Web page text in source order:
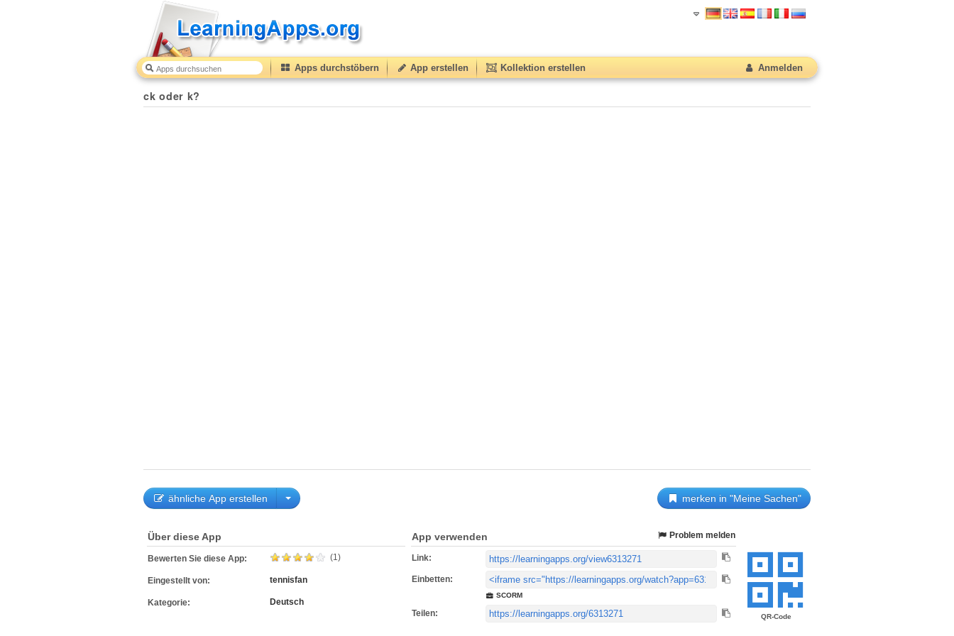
Apps durchstöbern App erstellen Kollektion erstellen Anmelden
ck oder k?
ähnliche App erstellen merken in "Meine Sachen"
40(from10to50) based on 1 ratings.
QR-Code
Über diese App
Bewerten Sie diese App: (1)
Eingestellt von: tennisfan
Kategorie: Deutsch
App verwenden Problem melden
Link:
Einbetten:
SCORM
Teilen: